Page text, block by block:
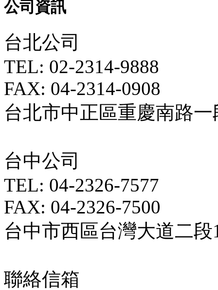
公司資訊
台北公司
TEL: 02-2314-9888
FAX: 04-2314-0908
台北市中正區重慶南路一
台中公司
TEL: 04-2326-7577
FAX: 04-2326-7500
台中市西區台灣大道二段
聯絡信箱